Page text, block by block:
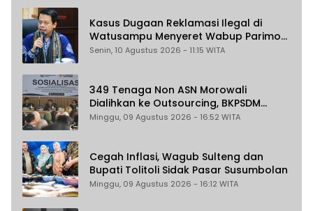
Kasus Dugaan Reklamasi Ilegal di
Watusampu Menyeret Wabup Parimo
Belum Maksimal Diusut
Senin, 10 Agustus 2026 - 11:15 WITA
349 Tenaga Non ASN Morowali
Dialihkan ke Outsourcing, BKPSDM
Pastikan Gaji Tak Berubah dan Dapat
Minggu, 09 Agustus 2026 - 16:52 WITA
Cegah Inflasi, Wagub Sulteng dan
Bupati Tolitoli Sidak Pasar Susumbolan
Minggu, 09 Agustus 2026 - 16:12 WITA